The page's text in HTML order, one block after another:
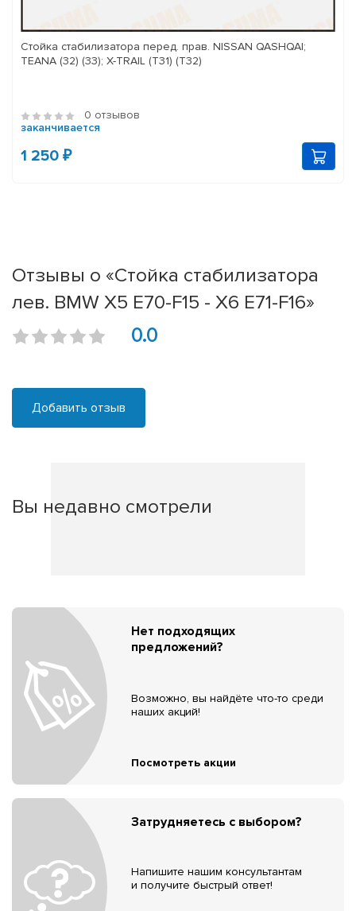
Стойка стабилизатора перед. прав. NISSAN QASHQAI;
TEANA (32) (33); X-TRAIL (T31) (T32)
0 отзывов
заканчивается
1 250 ₽
Отзывы о «Стойка стабилизатора
лев. BMW X5 E70-F15 - X6 E71-F16»
0.0
Добавить отзыв
Вы недавно смотрели
Нет подходящих
предложений?
Возможно, вы найдёте что-то среди
наших акций!
Посмотреть акции
Затрудняетесь с выбором?
Напишите нашим консультантам
и получите быстрый ответ!